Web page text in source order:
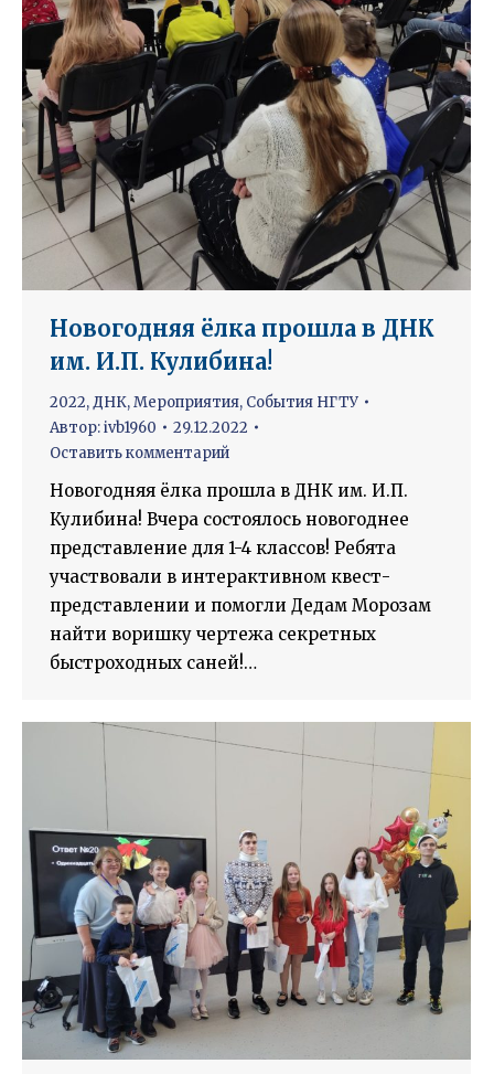
Новогодняя ёлка прошла в ДНК
им. И.П. Кулибина!
2022,ДНК,Мероприятия, События НГТУ
Автор:ivb1960
29.12.2022
Оставить комментарий
Новогодняя ёлка прошла в ДНК им. И.П.
Кулибина! Вчера состоялось новогоднее
представление для 1-4 классов! Ребята
участвовали в интерактивном квест-
представлении и помогли Дедам Морозам
найти воришку чертежа секретных
быстроходных саней!…